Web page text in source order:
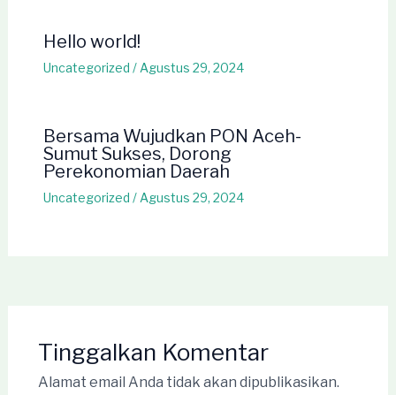
Hello world!
Uncategorized /Agustus 29, 2024
Bersama Wujudkan PON Aceh-
Sumut Sukses, Dorong
Perekonomian Daerah
Uncategorized /Agustus 29, 2024
Tinggalkan Komentar
Alamat email Anda tidak akan dipublikasikan.